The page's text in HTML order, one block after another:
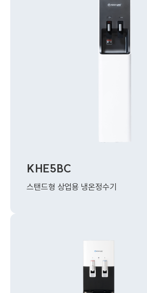
KHE5BC
스탠드형 상업용 냉온정수기